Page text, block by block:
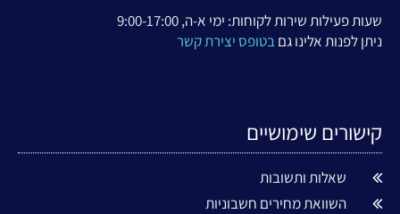
שעות פעילות שירות לקוחות: ימי א-ה, 9:00-17:00
ניתן לפנות אלינו גםבטופס יצירת קשר
קישורים שימושיים
שאלות ותשובות
השוואת מחירים חשבוניות